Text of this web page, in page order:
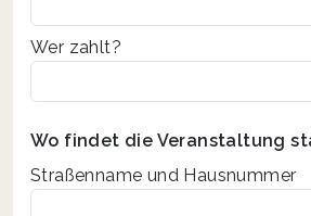
Wer zahlt?
Wo findet die Veranstaltung
Straßenname und Hausnummer